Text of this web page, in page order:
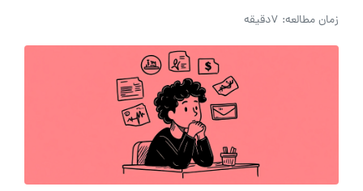
زمان مطالعه: 7دقیقه